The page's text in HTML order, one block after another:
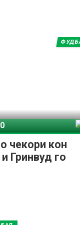
чекори кон
Гринвуд го
0